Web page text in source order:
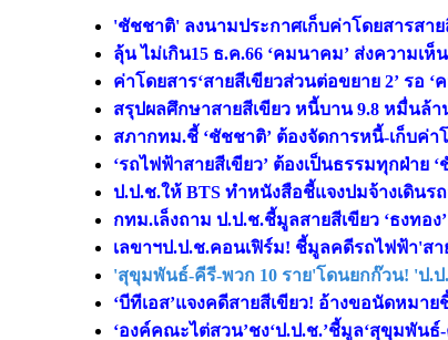
'ชัชชาติ' ลงนามประกาศเก็บค่าโดยสารสา
ลุ้น ไม่เกิน15 ธ.ค.66 ‘คมนาคม’ ส่งความเห็
ค่าโดยสาร‘สายสีเขียวส่วนต่อขยาย 2’ รอ
สรุปผลศึกษาสายสีเขียว หนี้บาน 9.8 หมื่นล้
สภากทม.ชี้ ‘ชัชชาติ’ ต้องจัดการหนี้-เก็บค่าโ
‘รถไฟฟ้าสายสีเขียว’ ต้องเป็นธรรมทุกฝ่าย
ป.ป.ช.ให้ BTS ทำหนังสือชี้แจงปมจ้างเดินร
กทม.เล็งถาม ป.ป.ช.ชี้มูลสายสีเขียว ‘ธงทอ
เลขาฯป.ป.ช.คอนเฟิร์ม! ชี้มูลคดีรถไฟฟ้า'สา
'สุขุมพันธ์-คีรี-พวก 10 ราย'โดนยกก๊วน! 'ป.
‘บีทีเอส’แจงคดีสายสีเขียว! อ้างขอนัดหม
‘องค์คณะไต่สวน’ชง‘ป.ป.ช.’ชี้มูล‘สุขุมพันธ์-